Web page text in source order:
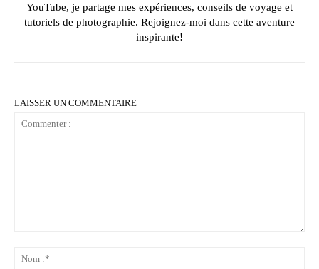
YouTube, je partage mes expériences, conseils de voyage et
tutoriels de photographie. Rejoignez-moi dans cette aventure
inspirante!
LAISSER UN COMMENTAIRE